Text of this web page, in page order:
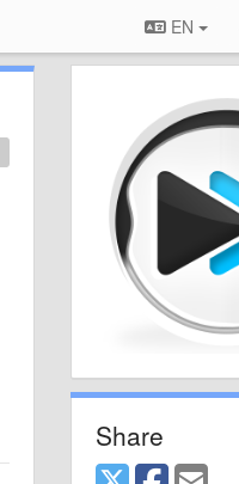
EN
Share